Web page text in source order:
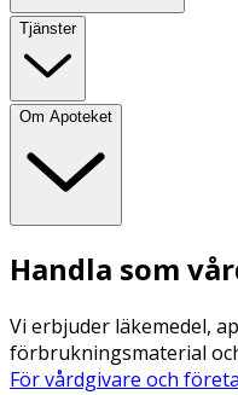
Tjänster
Om Apoteket
Handla som
Vi erbjuder läkemedel,
förbrukningsmaterial
För vårdgivare och